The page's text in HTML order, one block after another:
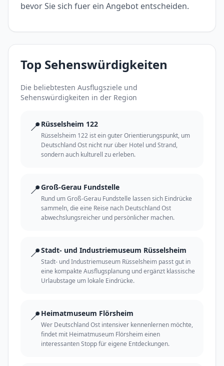
bevor Sie sich fuer ein Angebot entscheiden.
Top Sehenswürdigkeiten
Die beliebtesten Ausflugsziele und
Sehenswürdigkeiten in der Region
📍 Rüsselsheim 122
Rüsselsheim 122 ist ein guter Orientierungspunkt, um
Deutschland Ost nicht nur über Hotel und Strand,
sondern auch kulturell zu erleben.
📍Groß-Gerau Fundstelle
Rund um Groß-Gerau Fundstelle lassen sich Eindrücke
sammeln, die eine Reise nach Deutschland Ost
abwechslungsreicher und persönlicher machen.
📍Stadt- und Industriemuseum Rüsselsheim
Stadt- und Industriemuseum Rüsselsheim passt gut in
eine kompakte Ausflugsplanung und ergänzt klassische
Urlaubstage um lokale Eindrücke.
📍 Heimatmuseum Flörsheim
Wer Deutschland Ost intensiver kennenlernen möchte,
findet mit Heimatmuseum Flörsheim einen
interessanten Stopp für eigene Entdeckungen.